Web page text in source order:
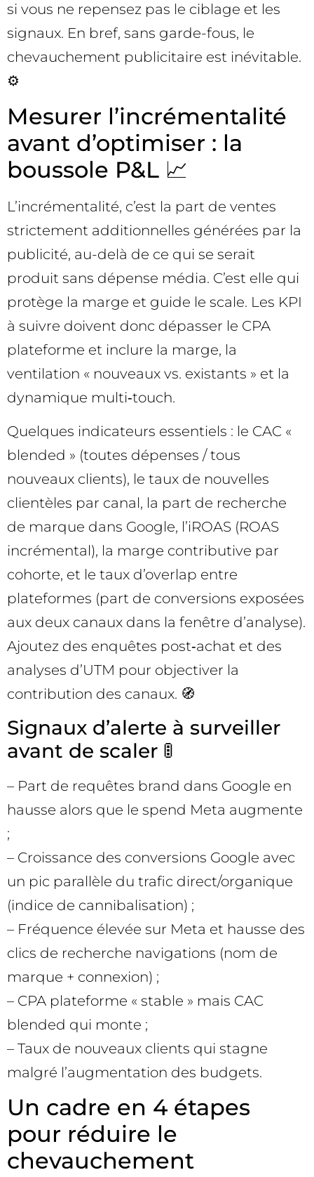
si vous ne repensez pas le ciblage et les
signaux. En bref, sans garde-fous, le
chevauchement publicitaire est inévitable.
⚙️
Mesurer l’incrémentalité
avant d’optimiser : la
boussole P&L 📈
L’incrémentalité, c’est la part de ventes
strictement additionnelles générées par la
publicité, au-delà de ce qui se serait
produit sans dépense média. C’est elle qui
protège la marge et guide le scale. Les KPI
à suivre doivent donc dépasser le CPA
plateforme et inclure la marge, la
ventilation « nouveaux vs. existants » et la
dynamique multi‑touch.
Quelques indicateurs essentiels : le CAC «
blended » (toutes dépenses / tous
nouveaux clients), le taux de nouvelles
clientèles par canal, la part de recherche
de marque dans Google, l’iROAS (ROAS
incrémental), la marge contributive par
cohorte, et le taux d’overlap entre
plateformes (part de conversions exposées
aux deux canaux dans la fenêtre d’analyse).
Ajoutez des enquêtes post‑achat et des
analyses d’UTM pour objectiver la
contribution des canaux. 🧭
Signaux d’alerte à surveiller
avant de scaler 🚦
– Part de requêtes brand dans Google en
hausse alors que le spend Meta augmente
;
– Croissance des conversions Google avec
un pic parallèle du trafic direct/organique
(indice de cannibalisation) ;
– Fréquence élevée sur Meta et hausse des
clics de recherche navigations (nom de
marque + connexion) ;
– CPA plateforme « stable » mais CAC
blended qui monte ;
– Taux de nouveaux clients qui stagne
malgré l’augmentation des budgets.
Un cadre en 4 étapes
pour réduire le
chevauchement